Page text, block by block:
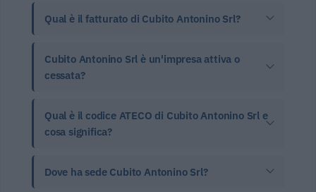
Qual è il fatturato di Cubito Antonino Srl?
Cubito Antonino Srl è un'impresa attiva o
cessata?
Qual è il codice ATECO di Cubito Antonino Srl e
cosa significa?
Dove ha sede Cubito Antonino Srl?